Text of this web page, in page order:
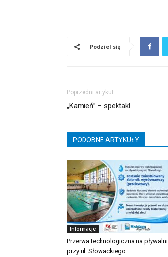
Podziel się
Poprzedni artykuł
„Kamień” – spektakl
PODOBNE ARTYKUŁY
Informacje
Przerwa technologiczna na pływalni
przy ul. Słowackiego